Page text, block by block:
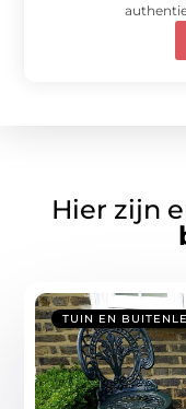
Hier zijn
TUIN EN